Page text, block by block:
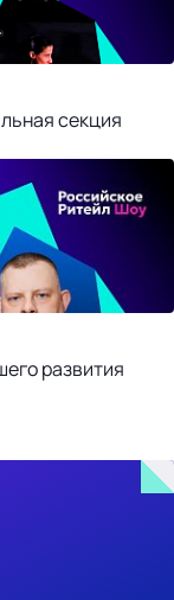
секция
развития